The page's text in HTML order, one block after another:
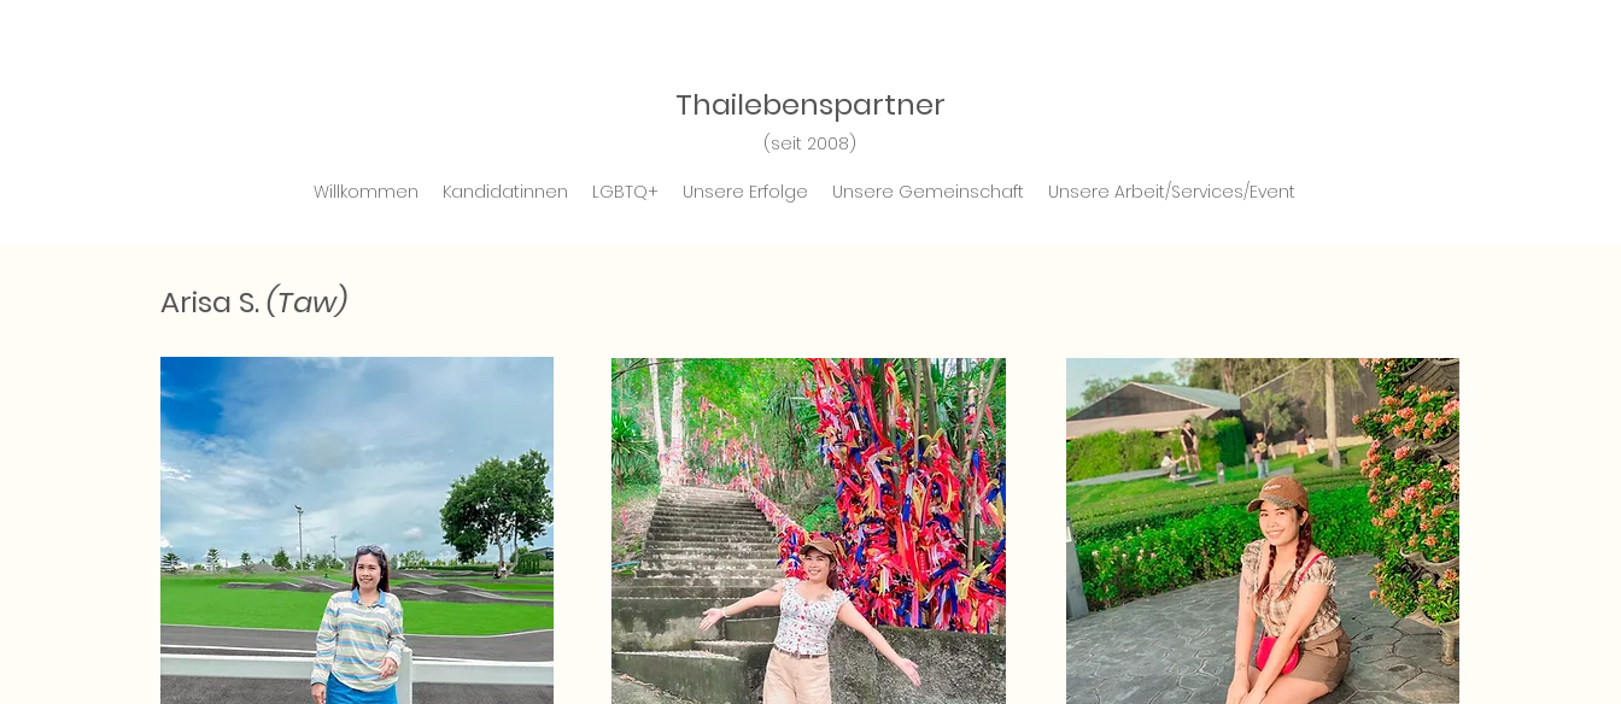
Thailebenspartner
(seit 2008)
Willkommen
Kandidatinnen LGBTQ+ Unsere Erfolge Unsere Gemeinschaft Unsere Arbeit/Services/Event
Arisa S.(Taw)